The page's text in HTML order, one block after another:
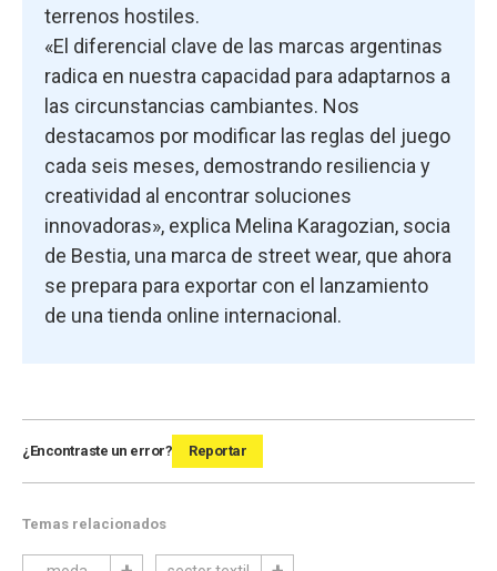
terrenos hostiles.
«El diferencial clave de las marcas argentinas
radica en nuestra capacidad para adaptarnos a
las circunstancias cambiantes. Nos
destacamos por modificar las reglas del juego
cada seis meses, demostrando resiliencia y
creatividad al encontrar soluciones
innovadoras», explica Melina Karagozian, socia
de Bestia, una marca de street wear, que ahora
se prepara para exportar con el lanzamiento
de una tienda online internacional.
¿Encontraste un error? Reportar
Temas relacionados